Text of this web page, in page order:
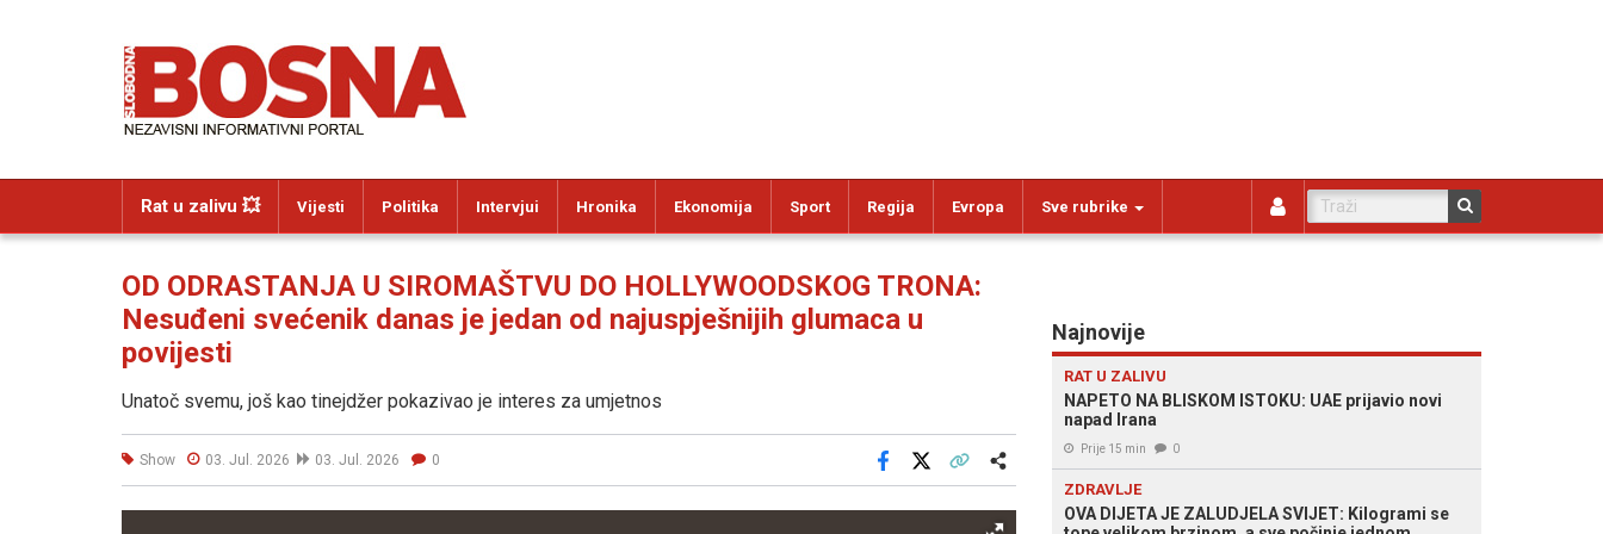
Rat u zalivu 💥 Vijesti Politika Intervjui Hronika Ekonomija Sport Regija Evropa Sve rubrike
OD ODRASTANJA U SIROMAŠTVU DO HOLLYWOODSKOG TRONA:
Nesuđeni svećenik danas je jedan od najuspješnijih glumaca u
povijesti
Unatoč svemu, još kao tinejdžer pokazivao je interes za umjetnos
Show 03. Jul. 2026 03. Jul. 2026 0
Facebook
Najnovije
RAT U ZALIVU
NAPETO NA BLISKOM ISTOKU: UAE prijavio novi
napad Irana
Prije 15 min 0
ZDRAVLJE
OVA DIJETA JE ZALUDJELA SVIJET: Kilogrami se